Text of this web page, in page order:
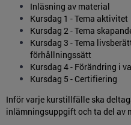
Inläsning av material
Kursdag 1 - Tema aktivitet
Kursdag 2 - Tema
Kursdag 3 - Tema
förhållningssätt
Kursdag 4 - Förändring i
Kursdag 5 - Certifiering
Inför varje kurstillfälle ska
inlämningsuppgift och ta del av